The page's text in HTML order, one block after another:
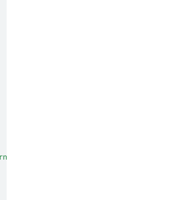
to make predictions or decisions on new